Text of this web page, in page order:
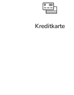
Kreditkarte